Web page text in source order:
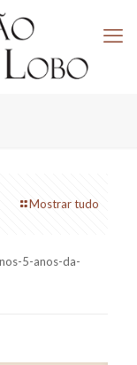
Mostrar tudo
5-anos-da-